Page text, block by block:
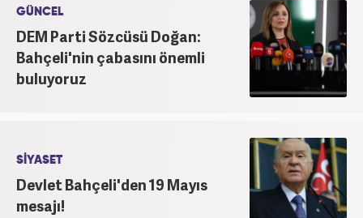
GÜNCEL
DEM Parti Sözcüsü Doğan:
Bahçeli'nin çabasını önemli
buluyoruz
SİYASET
Devlet Bahçeli'den 19 Mayıs
mesajı!